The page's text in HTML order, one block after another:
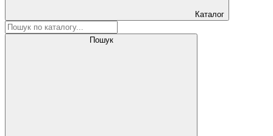
Каталог
Пошук